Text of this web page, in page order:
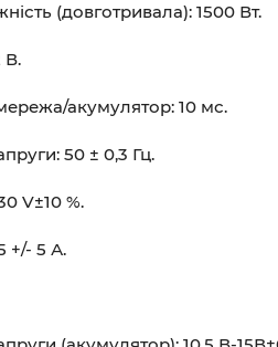
(довготривала): 1500 Вт.
В.
акумулятор: 10 мс.
50 ± 0,3 Гц.
V±10 %.
+/- 5 А.